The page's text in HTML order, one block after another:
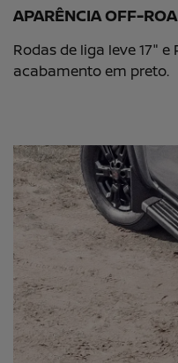
APARÊNCIA OFF-
Rodas de liga leve 17"
acabamento em preto.